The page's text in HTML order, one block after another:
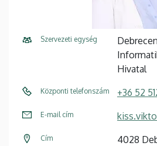
Szervezeti egység
Hivatal
Központi telefonszám +36 52
E-mail cím
Cím 4028